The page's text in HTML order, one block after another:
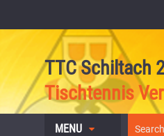
TTC Schiltach
Tischtennis
MENU